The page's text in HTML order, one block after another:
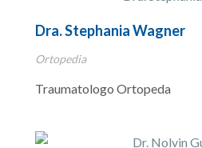
Dra. Stephania Wagner
Ortopedia
Traumatologo Ortopeda